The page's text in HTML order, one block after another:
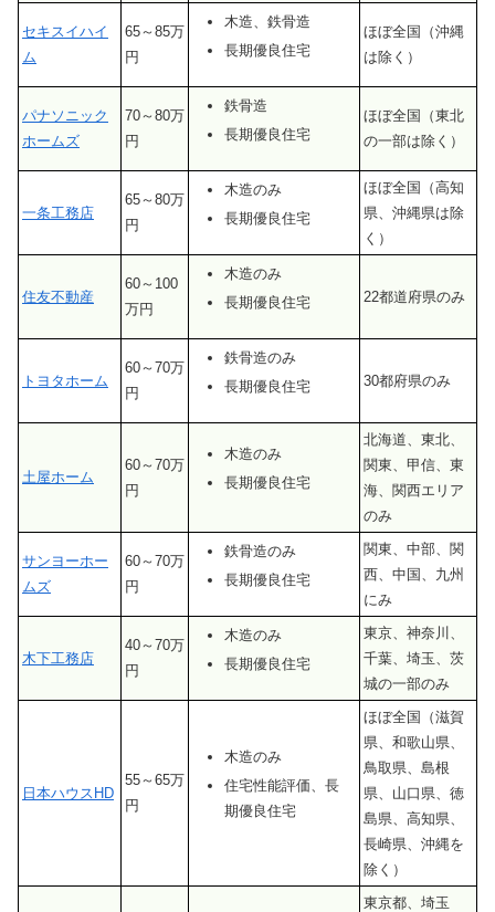
セキスイハイ
ム
65～85万
円
木造、鉄骨造
長期優良住宅
ほぼ全国（沖縄
は除く）
パナソニック
ホームズ
70～80万
円
鉄骨造
長期優良住宅
ほぼ全国（東北
の一部は除く）
一条工務店
65～80万
円
木造のみ
長期優良住宅
ほぼ全国（高知
県、沖縄県は除
く）
住友不動産
60～100
万円
木造のみ
長期優良住宅
22都道府県のみ
トヨタホーム
60～70万
円
鉄骨造のみ
長期優良住宅
30都府県のみ
土屋ホーム
60～70万
円
木造のみ
長期優良住宅
北海道、東北、
関東、甲信、東
海、関西エリア
のみ
サンヨーホー
ムズ
60～70万
円
鉄骨造のみ
長期優良住宅
関東、中部、関
西、中国、九州
にみ
木下工務店
40～70万
円
木造のみ
長期優良住宅
東京、神奈川、
千葉、埼玉、茨
城の一部のみ
日本ハウスHD
55～65万
円
木造のみ
住宅性能評価、長
期優良住宅
ほぼ全国（滋賀
県、和歌山県、
鳥取県、島根
県、山口県、徳
島県、高知県、
長崎県、沖縄を
除く）
東京都、埼玉